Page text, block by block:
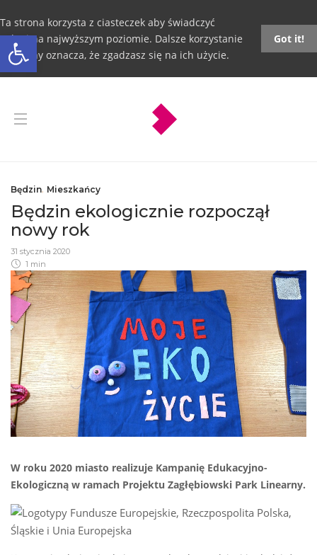
Otwórz pasek narzędzi
Ta strona korzysta z ciasteczek aby świadczyć
usługi na najwyższym poziomie. Dalsze korzystanie
ze strony oznacza, że zgadzasz się na ich użycie.
Got it!
Będzin, Mieszkańcy
Będzin ekologicznie rozpoczął
nowy rok
31 stycznia 2020
1 min
W roku 2020 miasto realizuje Kampanię Edukacyjno-
Ekologiczną w ramach Projektu Zagłębiowski Park Linearny.